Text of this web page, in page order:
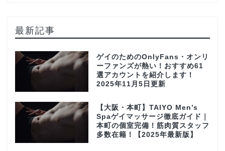
最新記事
ゲイのためのOnlyFans・オンリ
ーファンズが熱い！おすすめ61
選アカウントを紹介します！
2025年11月5日更新
【大阪・本町】TAIYO Men’s
Spaゲイマッサージ徹底ガイド｜
本町の個室完備！筋肉質スタッフ
多数在籍！【2025年最新版】